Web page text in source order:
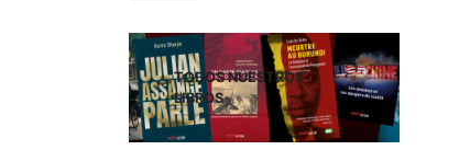
TODOS NUESTROS
LIBROS